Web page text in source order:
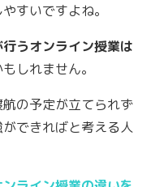
すいですよね。
うオンライン授業は
しれません。
の予定が立てられず
できればと考える人